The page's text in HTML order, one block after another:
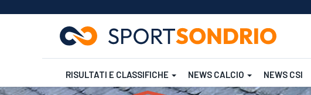
Salta
RISULTATI E CLASSIFICHE NEWS CALCIO NEWS CSI